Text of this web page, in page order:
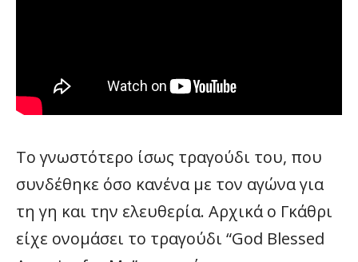
Το γνωστότερο ίσως τραγούδι του, που
συνδέθηκε όσο κανένα με τον αγώνα για
τη γη και την ελευθερία. Αρχικά ο Γκάθρι
είχε ονομάσει το τραγούδι “God Blessed